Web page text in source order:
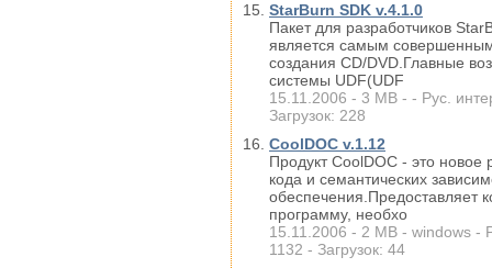
StarBurn SDK v.4.1.0
Пакет для разработчиков
является самым
создания CD/DVD.Главные
системы UDF(UDF
15.11.2006 - 3 MB - - Рус.
Загрузок: 228
CoolDOC v.1.12
Продукт CoolDOC - это
кода и семантических
обеспечения.Предоставляет
программу, необхо
15.11.2006 - 2 MB - windows -
1132 - Загрузок: 44